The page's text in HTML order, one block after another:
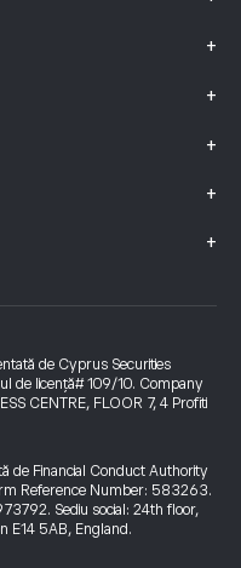
+
+
+
+
+
de Cyprus Securities
de licență# 109/10. Company
CENTRE, FLOOR 7, 4 Profiti
de Financial Conduct Authority
Reference Number: 583263.
Sediu social: 24th floor,
E14 5AB, England.